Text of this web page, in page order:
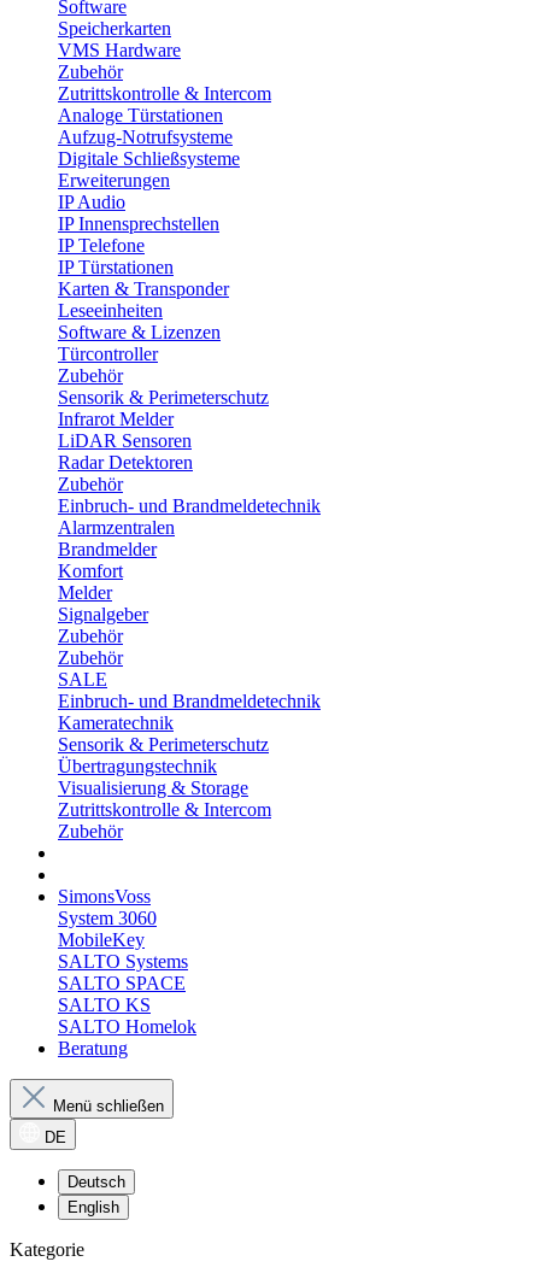
Software
Speicherkarten
VMS Hardware
Zubehör
Zutrittskontrolle & Intercom
Analoge Türstationen
Aufzug-Notrufsysteme
Digitale Schließsysteme
Erweiterungen
IP Audio
IP Innensprechstellen
IP Telefone
IP Türstationen
Karten & Transponder
Leseeinheiten
Software & Lizenzen
Türcontroller
Zubehör
Sensorik & Perimeterschutz
Infrarot Melder
LiDAR Sensoren
Radar Detektoren
Zubehör
Einbruch- und Brandmeldetechnik
Alarmzentralen
Brandmelder
Komfort
Melder
Signalgeber
Zubehör
Zubehör
SALE
Einbruch- und Brandmeldetechnik
Kameratechnik
Sensorik & Perimeterschutz
Übertragungstechnik
Visualisierung & Storage
Zutrittskontrolle & Intercom
Zubehör
SimonsVoss
System 3060
MobileKey
SALTO Systems
SALTO SPACE
SALTO KS
SALTO Homelok
Beratung
Menü schließen
DE
Deutsch
English
Kategorie